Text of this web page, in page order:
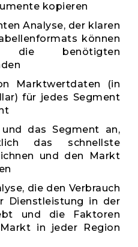
kopieren
Analyse, der klaren
können
die benötigten
Marktwertdaten (in
für jedes Segment
das Segment an,
das schnellste
und den Markt
die den Verbrauch
Dienstleistung in der
und die Faktoren
in jeder Region